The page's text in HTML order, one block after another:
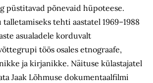
püstitavad põnevaid hüpoteese.
tehti aastatel 1969–1988
asualadele korduvalt
töös osales etnograafe,
ja kirjanikke. Näituse külastajatel
Jaak Lõhmuse dokumentaalfilmi